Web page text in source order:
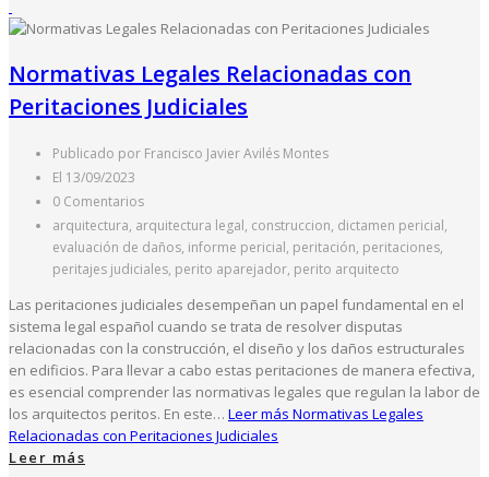
Normativas Legales Relacionadas con
Peritaciones Judiciales
Publicado por Francisco Javier Avilés Montes
El 13/09/2023
0 Comentarios
arquitectura, arquitectura legal, construccion, dictamen pericial,
evaluación de daños, informe pericial, peritación, peritaciones,
peritajes judiciales, perito aparejador, perito arquitecto
Las peritaciones judiciales desempeñan un papel fundamental en el
sistema legal español cuando se trata de resolver disputas
relacionadas con la construcción, el diseño y los daños estructurales
en edificios. Para llevar a cabo estas peritaciones de manera efectiva,
es esencial comprender las normativas legales que regulan la labor de
los arquitectos peritos. En este… Leer más Normativas Legales
Relacionadas con Peritaciones Judiciales
Leer más